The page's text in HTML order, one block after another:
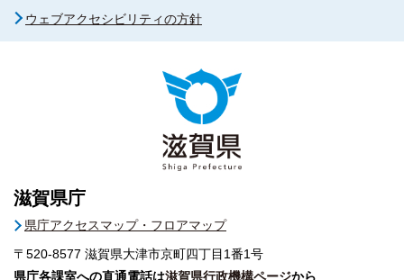
ウェブアクセシビリティの方針
滋賀県庁
県庁アクセスマップ・フロアマップ
〒520-8577 滋賀県大津市京町四丁目1番1号
県庁各課室への直通電話は滋賀県行政機構ページから